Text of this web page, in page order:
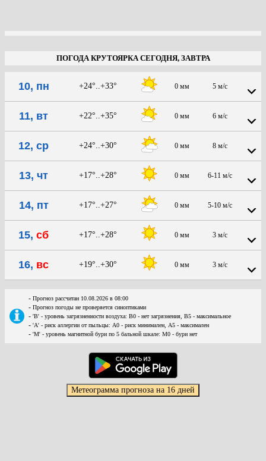
ПОГОДА КРУТОЯРКА СЕГОДНЯ, ЗАВТРА
10, пн +24°..+33° 0 мм 5 м/с
11, вт +22°..+35° 0 мм 6 м/с
12, ср +24°..+30° 0 мм 8 м/с
13, чт +17°..+28° 0 мм 6-11 м/с
14, пт +17°..+27° 0 мм 5-10 м/с
15, сб +17°..+28° 0 мм 3 м/с
16, вс +19°..+30° 0 мм 3 м/с
- Прогноз рассчитан 10.08.2026 в 08:00
- Прогноз погоды не проверяется синоптиками
- 'В' - уровень загрязненности воздуха: В0 - нет загрязнения, В5 - максимальное
- 'А' - риск аллергии от пыльцы: А0 - риск минимален, А5 - максимален
- 'М' - уровень магнитной бури по 5 бальной шкале: М0 - бури нет